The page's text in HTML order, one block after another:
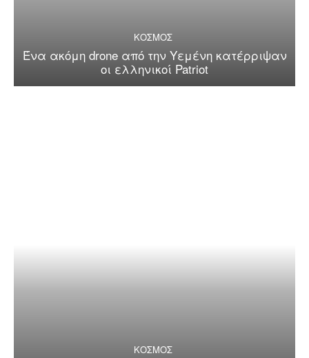
ΚΟΣΜΟΣ
Ένα ακόμη drone από την Υεμένη κατέρριψαν
οι ελληνικοί Patriot
ΚΟΣΜΟΣ